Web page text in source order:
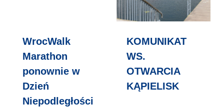
WrocWalk
Marathon
ponownie w
Dzień
Niepodległości
KOMUNIKAT
WS.
OTWARCIA
KĄPIELISK